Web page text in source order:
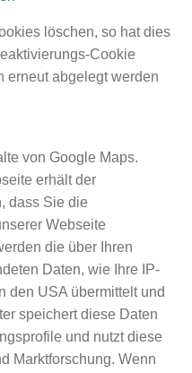
löschen, so hat dies
Cookie
erneut abgelegt werden
von Google Maps.
erhält der
dass Sie die
Webseite
die über Ihren
Daten, wie Ihre IP-
den USA übermittelt und
speichert diese Daten
und nutzt diese
Marktforschung. Wenn